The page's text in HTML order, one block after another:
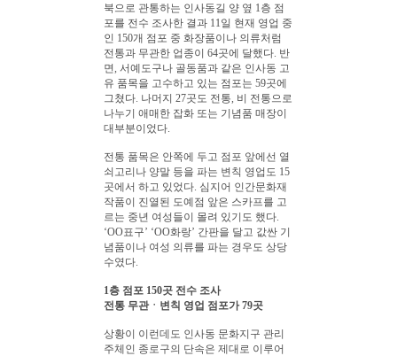
북으로 관통하는 인사동길 양 옆 1층 점
포를 전수 조사한 결과 11일 현재 영업 중
인 150개 점포 중 화장품이나 의류처럼
전통과 무관한 업종이 64곳에 달했다. 반
면, 서예도구나 골동품과 같은 인사동 고
유 품목을 고수하고 있는 점포는 59곳에
그쳤다. 나머지 27곳도 전통, 비 전통으로
나누기 애매한 잡화 또는 기념품 매장이
대부분이었다.
전통 품목은 안쪽에 두고 점포 앞에선 열
쇠고리나 양말 등을 파는 변칙 영업도 15
곳에서 하고 있었다. 심지어 인간문화재
작품이 진열된 도예점 앞은 스카프를 고
르는 중년 여성들이 몰려 있기도 했다.
‘OO표구’ ‘OO화랑’ 간판을 달고 값싼 기
념품이나 여성 의류를 파는 경우도 상당
수였다.
1층 점포 150곳 전수 조사
전통 무관ㆍ변칙 영업 점포가 79곳
상황이 이런데도 인사동 문화지구 관리
주체인 종로구의 단속은 제대로 이루어